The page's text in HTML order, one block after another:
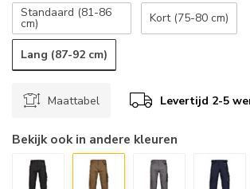
Standaard (81-86
cm) Kort (75-80 cm)
Lang (87-92 cm)
Maattabel Levertijd 2-5
Bekijk ook in andere kleuren